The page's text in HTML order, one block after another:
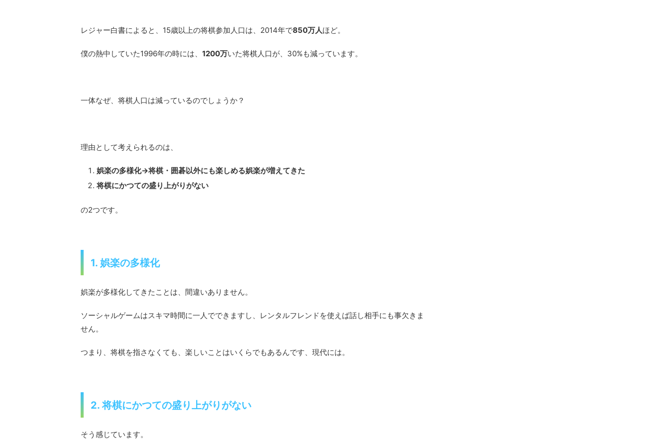
レジャー白書によると、15歳以上の将棋参加人口は、2014年で850万人ほど。
僕の熱中していた1996年の時には、 1200万いた将棋人口が、30%も減っています。
一体なぜ、将棋人口は減っているのでしょうか？
理由として考えられるのは、
娯楽の多様化→将棋・囲碁以外にも楽しめる娯楽が増えてきた
将棋にかつての盛り上がりがない
の2つです。
1. 娯楽の多様化
娯楽が多様化してきたことは、間違いありません。
ソーシャルゲームはスキマ時間に一人でできますし、レンタルフレンドを使えば話し相手にも事欠きま
せん。
つまり、将棋を指さなくても、楽しいことはいくらでもあるんです、現代には。
2. 将棋にかつての盛り上がりがない
そう感じています。